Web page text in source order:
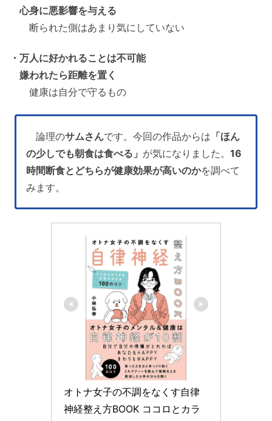
心身に悪影響を与える
断られた側はあまり気にしていない
・万人に好かれることは不可能
嫌われたら距離を置く
健康は自分で守るもの
論理のサムさんです。今回の作品からは 「ほん
の少しでも朝食は食べる」 が気になりました。16
時間断食とどちらが健康効果が高いのかを調べて
みます。
オトナ女子の不調をなくす自律
神経整え方BOOK ココロとカラ